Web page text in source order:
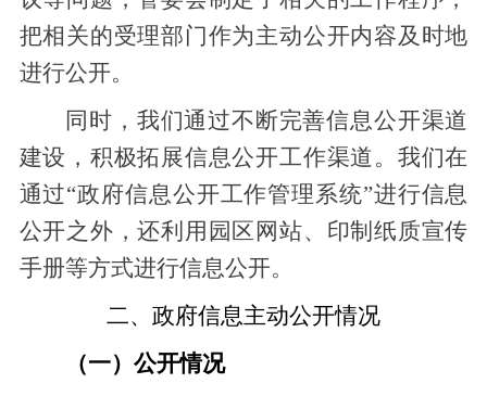
把相关的受理部门作为主动公开内容及时地
进行公开。
同时，我们通过不断完善信息公开渠道
建设，积极拓展信息公开工作渠道。我们在
通过“政府信息公开工作管理系统”进行信息
公开之外，还利用园区网站、印制纸质宣传
手册等方式进行信息公开。
二、政府信息主动公开情况
（一）公开情况